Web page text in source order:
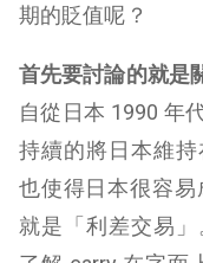
期的貶值呢？
首先要討論的就是
自從日本 1990 年
持續的將日本維
也使得日本很容易
就是「利差交易